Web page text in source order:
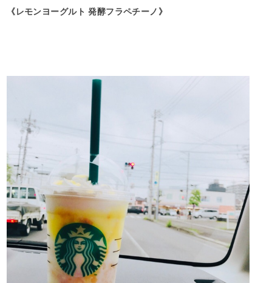
《レモンヨーグルト 発酵フラペチーノ》